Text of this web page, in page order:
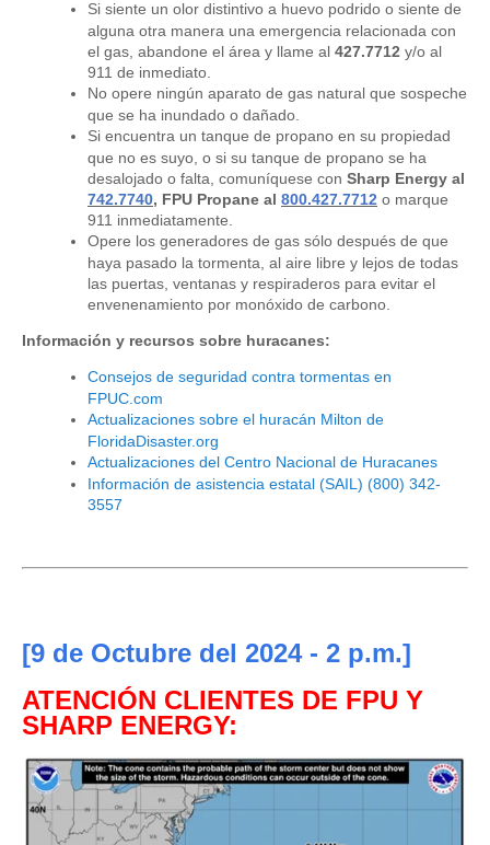
Si siente un olor distintivo a huevo podrido o siente de
alguna otra manera una emergencia relacionada con
el gas, abandone el área y llame al 427.7712 y/o al
911 de inmediato.
No opere ningún aparato de gas natural que sospeche
que se ha inundado o dañado.
Si encuentra un tanque de propano en su propiedad
que no es suyo, o si su tanque de propano se ha
desalojado o falta, comuníquese con Sharp Energy al
742.7740, FPU Propane al 800.427.7712 o marque
911 inmediatamente.
Opere los generadores de gas sólo después de que
haya pasado la tormenta, al aire libre y lejos de todas
las puertas, ventanas y respiraderos para evitar el
envenenamiento por monóxido de carbono.
Información y recursos sobre huracanes:
Consejos de seguridad contra tormentas en
FPUC.com
Actualizaciones sobre el huracán Milton de
FloridaDisaster.org
Actualizaciones del Centro Nacional de Huracanes
Información de asistencia estatal (SAIL) (800) 342-
3557
[9 de Octubre del 2024- 2 p.m.]
ATENCIÓN CLIENTES DE FPU Y
SHARP ENERGY: